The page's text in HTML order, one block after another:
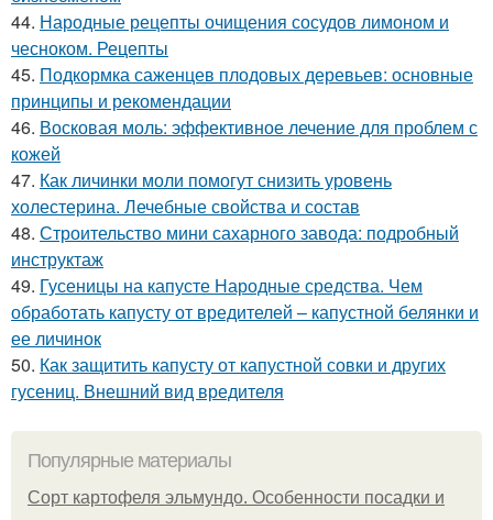
44. Народные рецепты очищения сосудов лимоном и
чесноком. Рецепты
45. Подкормка саженцев плодовых деревьев: основные
принципы и рекомендации
46. Восковая моль: эффективное лечение для проблем с
кожей
47. Как личинки моли помогут снизить уровень
холестерина. Лечебные свойства и состав
48. Строительство мини сахарного завода: подробный
инструктаж
49. Гусеницы на капусте Народные средства. Чем
обработать капусту от вредителей – капустной белянки и
ее личинок
50. Как защитить капусту от капустной совки и других
гусениц. Внешний вид вредителя
Популярные материалы
Сорт картофеля эльмундо. Особенности посадки и